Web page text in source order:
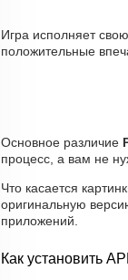
Игра исполняет
положительные
Основное различие
процесс, а вам не
Что касается
оригинальную
приложений.
Как установить